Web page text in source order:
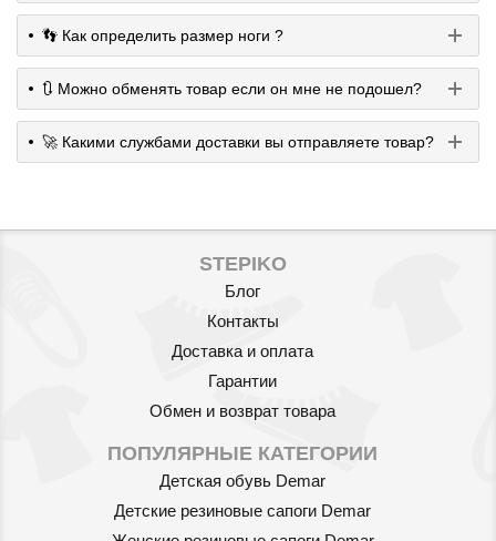
👣 Как определить размер ноги ?
🔃 Можно обменять товар если он мне не подошел?
🚀 Какими службами доставки вы отправляете товар?
STEPIKO
Блог
Контакты
Доставка и оплата
Гарантии
Обмен и возврат товара
ПОПУЛЯРНЫЕ КАТЕГОРИИ
Детская обувь Demar
Детские резиновые сапоги Demar